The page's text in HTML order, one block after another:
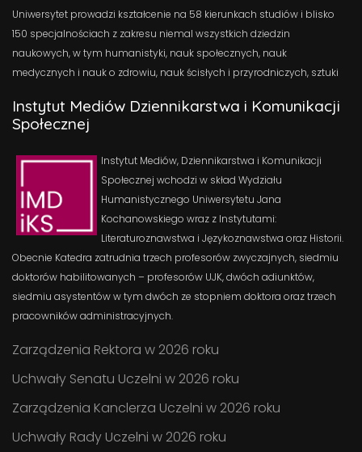
Uniwersytet prowadzi kształcenie na 58 kierunkach studiów i blisko
150 specjalnościach z zakresu niemal wszystkich dziedzin
naukowych, w tym humanistyki, nauk społecznych, nauk
medycznych i nauk o zdrowiu, nauk ścisłych i przyrodniczych, sztuki
Instytut Mediów Dziennikarstwa i Komunikacji
Społecznej
Instytut Mediów, Dziennikarstwa i Komunikacji
Społecznej wchodzi w skład Wydziału
Humanistycznego Uniwersytetu Jana
Kochanowskiego wraz z Instytutami:
Literaturoznawstwa i Językoznawstwa oraz Historii.
Obecnie Katedra zatrudnia trzech profesorów zwyczajnych, siedmiu
doktorów habilitowanych – profesorów UJK, dwóch adiunktów,
siedmiu asystentów w tym dwóch ze stopniem doktora oraz trzech
pracowników administracyjnych.
Zarządzenia Rektora w 2026 roku
Uchwały Senatu Uczelni w 2026 roku
Zarządzenia Kanclerza Uczelni w 2026 roku
Uchwały Rady Uczelni w 2026 roku